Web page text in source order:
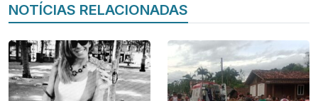
NOTÍCIAS RELACIONADAS